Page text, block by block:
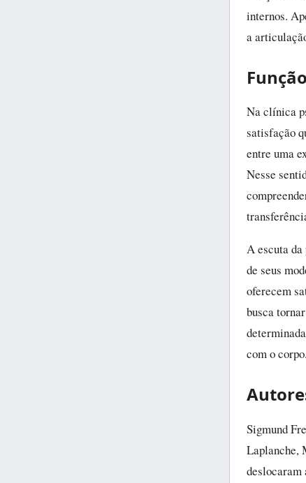
internos.
a
Na clínica
satisfação
entre uma
Nesse
A escuta da
de seus
oferecem
busca
com o corpo.
Sigmund
Laplanche,
deslocaram